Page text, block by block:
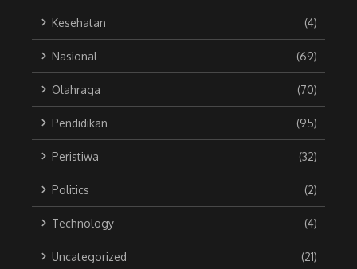
Kesehatan (4)
Nasional (69)
Olahraga (70)
Pendidikan (95)
Peristiwa (32)
Politics (2)
Technology (4)
Uncategorized (21)